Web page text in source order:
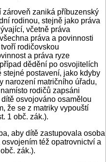
zaniká příbuzenský
rodinou, stejně jako práva
včetně práva
práva a povinnosti
rodičovskou
a práva ryze
dědění po osvojitelích
postavení, jako kdyby
narození matričního úřadu,
rodičů zapsáni
osvojováno osamělou
že se z matriky vypouští
1 obč. zák.).
aby dítě zastupovala osoba
též opatrovnictví a
zák.).